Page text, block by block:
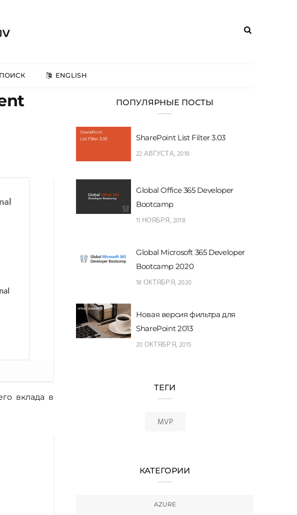
ПОИСК ENGLISH
вклада в
ПОПУЛЯРНЫЕ ПОСТЫ
SharePoint List Filter 3.03
22 АВГУСТА, 2018
Global Office 365 Developer
Bootcamp
11 НОЯБРЯ, 2018
Global Microsoft 365 Developer
Bootcamp 2020
18 ОКТЯБРЯ, 2020
Новая версия фильтра для
SharePoint 2013
20 ОКТЯБРЯ, 2015
ТЕГИ
MVP
КАТЕГОРИИ
AZURE